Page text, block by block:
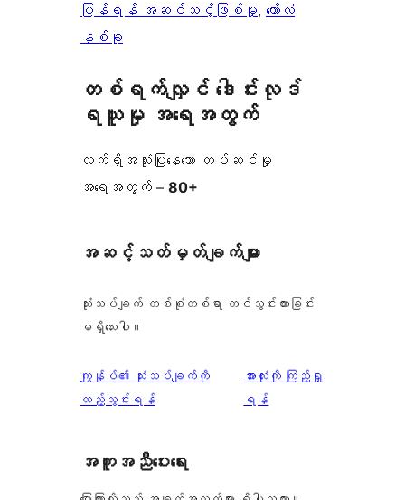
ပြန်ရန် အဆင်သင့်ဖြစ်မှု, ကော်လံ
နှစ်ခု
တစ်ရက်လျှင် ဒေါင်းလုဒ်
ရယူမှု အရေအတွက်
လက်ရှိအသုံးပြုနေသော တပ်ဆင်မှု
အရေအတွက် – 80+
အဆင့်သတ်မှတ်ချက်များ
သုံးသပ်ချက် တစ်စုံတစ်ရာ တင်သွင်းထားခြင်း
မရှိသေးပါ။
ကျွန်ုပ်၏ သုံးသပ်ချက်ကို
ထည့်သွင်းရန်
သုံးသပ်
ချက်
အားလုံးကို ကြည့်ရှု
ရန်
အကူအညီပေးရေး